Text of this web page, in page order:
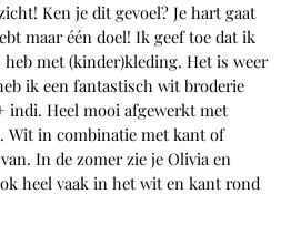
Ken je dit gevoel? Je hart gaat
maar één doel! Ik geef toe dat ik
heb met (kinder)kleding. Het is weer
ik een fantastisch wit broderie
indi. Heel mooi afgewerkt met
Wit in combinatie met kant of
In de zomer zie je Olivia en
heel vaak in het wit en kant rond